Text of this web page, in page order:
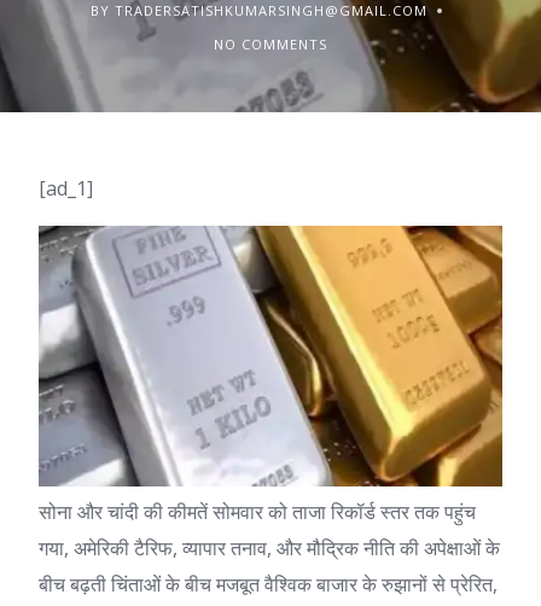
BY TRADERSATISHKUMARSINGH@GMAIL.COM
NO COMMENTS
[ad_1]
सोना औरचांदी की कीमतेंसोमवार को ताजा रिकॉर्ड स्तर तक पहुंच
गया, अमेरिकी टैरिफ, व्यापार तनाव, और मौद्रिक नीति की अपेक्षाओं के
बीच बढ़ती चिंताओं के बीच मजबूत वैश्विक बाजार के रुझानों से प्रेरित,